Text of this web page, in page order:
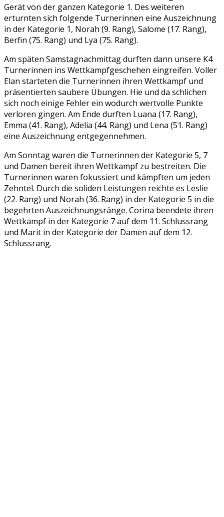
Gerät von der ganzen Kategorie 1. Des weiteren
erturnten sich folgende Turnerinnen eine Auszeichnung
in der Kategorie 1, Norah (9. Rang), Salome (17. Rang),
Berfin (75. Rang) und Lya (75. Rang).
Am späten Samstagnachmittag durften dann unsere K4
Turnerinnen ins Wettkampfgeschehen eingreifen. Voller
Elan starteten die Turnerinnen ihren Wettkampf und
präsentierten saubere Übungen. Hie und da schlichen
sich noch einige Fehler ein wodurch wertvolle Punkte
verloren gingen. Am Ende durften Luana (17. Rang),
Emma (41. Rang), Adelia (44. Rang) und Lena (51. Rang)
eine Auszeichnung entgegennehmen.
Am Sonntag waren die Turnerinnen der Kategorie 5, 7
und Damen bereit ihren Wettkampf zu bestreiten. Die
Turnerinnen waren fokussiert und kämpften um jeden
Zehntel. Durch die soliden Leistungen reichte es Leslie
(22. Rang) und Norah (36. Rang) in der Kategorie 5 in die
begehrten Auszeichnungsränge. Corina beendete ihren
Wettkampf in der Kategorie 7 auf dem 11. Schlussrang
und Marit in der Kategorie der Damen auf dem 12.
Schlussrang.